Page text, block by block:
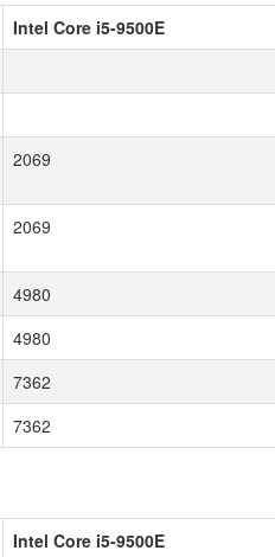
Intel Core i5-9500E
2069
2069
4980
4980
7362
7362
Intel Core i5-9500E